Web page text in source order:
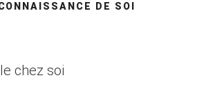
DE SOI
chez soi